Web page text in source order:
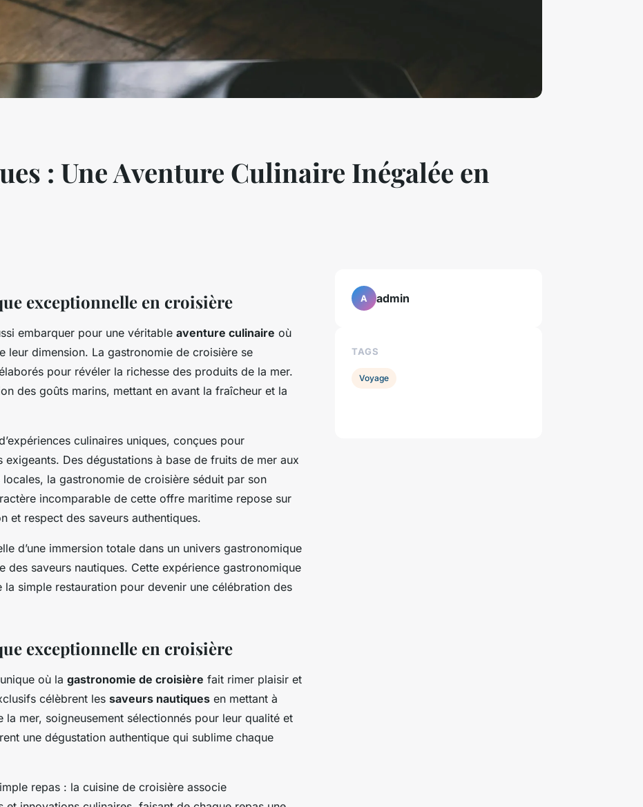
: Une Aventure Culinaire Inégalée en
exceptionnelle en croisière
embarquer pour une véritable aventure culinaire où
leur dimension. La gastronomie de croisière se
pour révéler la richesse des produits de la mer.
des goûts marins, mettant en avant la fraîcheur et la
culinaires uniques, conçues pour
Des dégustations à base de fruits de mer aux
la gastronomie de croisière séduit par son
incomparable de cette offre maritime repose sur
et respect des saveurs authentiques.
d’une immersion totale dans un univers gastronomique
des saveurs nautiques. Cette expérience gastronomique
simple restauration pour devenir une célébration des
exceptionnelle en croisière
unique où la gastronomie de croisière fait rimer plaisir et
célèbrent les saveurs nautiques en mettant à
la mer, soigneusement sélectionnés pour leur qualité et
une dégustation authentique qui sublime chaque
repas : la cuisine de croisière associe
A admin
TAGS
Voyage